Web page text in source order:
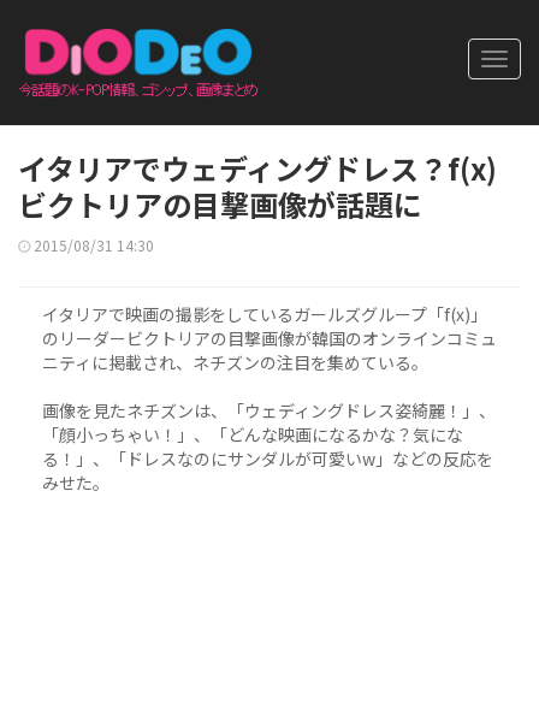
イタリアでウェディングドレス？f(x)
ビクトリアの目撃画像が話題に
2015/08/31 14:30
イタリアで映画の撮影をしているガールズグループ「f(x)」
のリーダービクトリアの目撃画像が韓国のオンラインコミュ
ニティに掲載され、ネチズンの注目を集めている。
画像を見たネチズンは、「ウェディングドレス姿綺麗！」、
「顔小っちゃい！」、「どんな映画になるかな？気にな
る！」、「ドレスなのにサンダルが可愛いw」などの反応を
みせた。